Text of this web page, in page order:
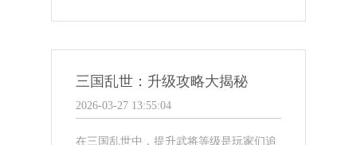
三国乱世：升级攻略大揭秘
2026-03-27 13:55:04
在三国乱世中，提升武将等级是玩家们追